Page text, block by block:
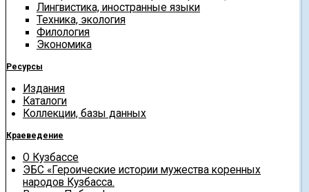
Лингвистика, иностранные языки
Техника, экология
Филология
Экономика
Ресурсы
Издания
Каталоги
Коллекции, базы данных
Краеведение
О Кузбассе
ЭБС «Героические истории мужества коренных
народов Кузбасса.